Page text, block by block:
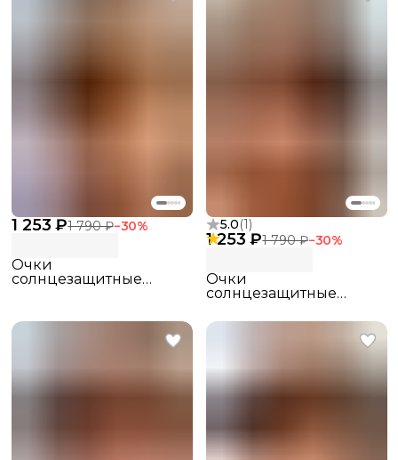
1 253 ₽1 790 ₽−30%
Очки
солнцезащитные
5.0(1)
1 253 ₽1 790 ₽−30%
Очки
солнцезащитные
pinterest